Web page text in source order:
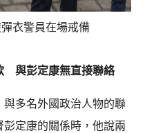
衣警員在場戒備
與彭定康無直接聯絡
多名外國政治人物的聯
定康的關係時，他說兩